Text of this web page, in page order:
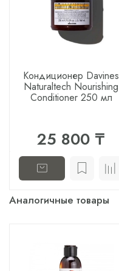
Кондиционер Davines
Naturaltech Nourishing
Conditioner 250 мл
25 800 ₸
Аналогичные товары